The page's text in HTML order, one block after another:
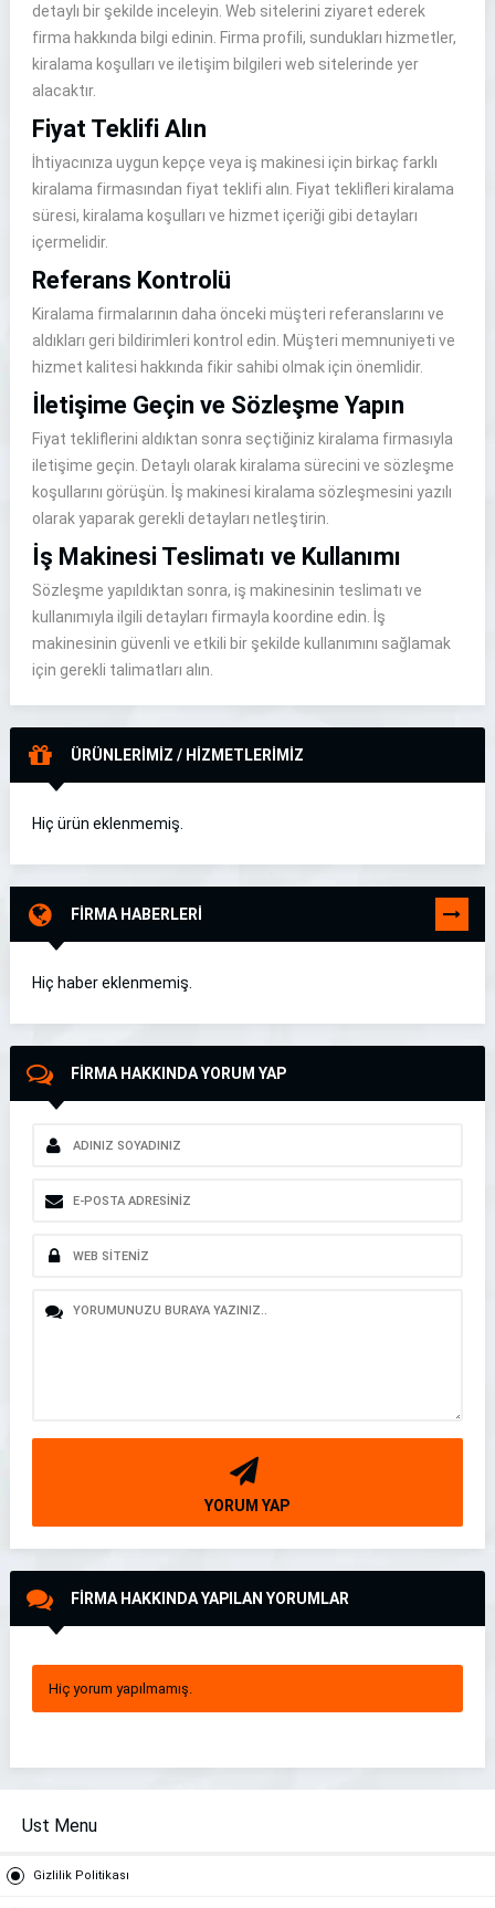
detaylı bir şekilde inceleyin. Web sitelerini ziyaret ederek
firma hakkında bilgi edinin. Firma profili, sundukları hizmetler,
kiralama koşulları ve iletişim bilgileri web sitelerinde yer
alacaktır.
Fiyat Teklifi Alın
İhtiyacınıza uygun kepçe veya iş makinesi için birkaç farklı
kiralama firmasından fiyat teklifi alın. Fiyat teklifleri kiralama
süresi, kiralama koşulları ve hizmet içeriği gibi detayları
içermelidir.
Referans Kontrolü
Kiralama firmalarının daha önceki müşteri referanslarını ve
aldıkları geri bildirimleri kontrol edin. Müşteri memnuniyeti ve
hizmet kalitesi hakkında fikir sahibi olmak için önemlidir.
İletişime Geçin ve Sözleşme Yapın
Fiyat tekliflerini aldıktan sonra seçtiğiniz kiralama firmasıyla
iletişime geçin. Detaylı olarak kiralama sürecini ve sözleşme
koşullarını görüşün. İş makinesi kiralama sözleşmesini yazılı
olarak yaparak gerekli detayları netleştirin.
İş Makinesi Teslimatı ve Kullanımı
Sözleşme yapıldıktan sonra, iş makinesinin teslimatı ve
kullanımıyla ilgili detayları firmayla koordine edin. İş
makinesinin güvenli ve etkili bir şekilde kullanımını sağlamak
için gerekli talimatları alın.
ÜRÜNLERİMİZ / HİZMETLERİMİZ
Hiç ürün eklenmemiş.
FİRMA HABERLERİ TÜMÜNÜ
GÖR
Hiç haber eklenmemiş.
FİRMA HAKKINDA YORUM YAP
YORUM YAP
FİRMA HAKKINDA YAPILAN YORUMLAR
Hiç yorum yapılmamış.
Ust Menu
Gizlilik Politikası